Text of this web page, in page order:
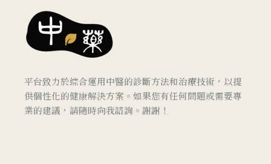
平台致力於綜合運用中醫的診斷方法和治療技術，以提
供個性化的健康解決方案。 如果您有任何問題或需要專
業的建議，請隨時向我諮詢。謝謝！